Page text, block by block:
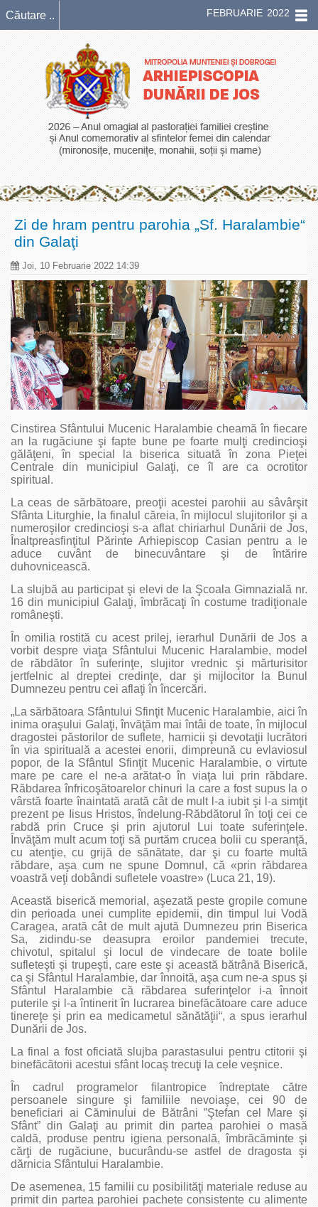
FEBRUARIE 2022
Zi de hram pentru parohia „Sf. Haralambie“
din Galaţi
Joi, 10 Februarie 2022 14:39
Cinstirea Sfântului Mucenic Haralambie cheamă în fiecare
an la rugăciune şi fapte bune pe foarte mulţi credincioşi
gălăţeni, în special la biserica situată în zona Pieţei
Centrale din municipiul Galaţi, ce îl are ca ocrotitor
spiritual.
La ceas de sărbătoare, preoţii acestei parohii au sâvârşit
Sfânta Liturghie, la finalul căreia, în mijlocul slujitorilor şi a
numeroşilor credincioşi s-a aflat chiriarhul Dunării de Jos,
Înaltpreasfinţitul Părinte Arhiepiscop Casian pentru a le
aduce cuvânt de binecuvântare şi de întărire
duhovnicească.
La slujbă au participat şi elevi de la Şcoala Gimnazială nr.
16 din municipiul Galaţi, îmbrăcaţi în costume tradiţionale
româneşti.
În omilia rostită cu acest prilej, ierarhul Dunării de Jos a
vorbit despre viaţa Sfântului Mucenic Haralambie, model
de răbdător în suferinţe, slujitor vrednic şi mărturisitor
jertfelnic al dreptei credinţe, dar şi mijlocitor la Bunul
Dumnezeu pentru cei aflaţi în încercări.
„La sărbătoara Sfântului Sfinţit Mucenic Haralambie, aici în
inima oraşului Galaţi, învăţăm mai întâi de toate, în mijlocul
dragostei păstorilor de suflete, harnicii şi devotaţii lucrători
în via spirituală a acestei enorii, dimpreună cu evlaviosul
popor, de la Sfântul Sfinţit Mucenic Haralambie, o virtute
mare pe care el ne-a arătat-o în viaţa lui prin răbdare.
Răbdarea înfricoşătoarelor chinuri la care a fost supus la o
vârstă foarte înaintată arată cât de mult l-a iubit şi l-a simţit
prezent pe Iisus Hristos, îndelung-Răbdătorul în toţi cei ce
rabdă prin Cruce şi prin ajutorul Lui toate suferinţele.
Învăţăm mult acum toţi să purtăm crucea bolii cu speranţă,
cu atenţie, cu grijă de sănătate, dar şi cu foarte multă
răbdare, aşa cum ne spune Domnul, că «prin răbdarea
voastră veţi dobândi sufletele voastre» (Luca 21, 19).
Această biserică memorial, aşezată peste gropile comune
din perioada unei cumplite epidemii, din timpul lui Vodă
Caragea, arată cât de mult ajută Dumnezeu prin Biserica
Sa, zidindu-se deasupra eroilor pandemiei trecute,
chivotul, spitalul şi locul de vindecare de toate bolile
sufleteşti şi trupeşti, care este şi această bătrână Biserică,
ca şi Sfântul Haralambie, dar înnoită, aşa cum ne-a spus şi
Sfântul Haralambie că răbdarea suferinţelor i-a înnoit
puterile şi l-a întinerit în lucrarea binefăcătoare care aduce
tinereţe şi prin ea medicametul sănătăţii“, a spus ierarhul
Dunării de Jos.
La final a fost oficiată slujba parastasului pentru ctitorii şi
binefăcătorii acestui sfânt locaş trecuţi la cele veşnice.
În cadrul programelor filantropice îndreptate către
persoanele singure şi familiile nevoiaşe, cei 90 de
beneficiari ai Căminului de Bătrâni ”Ştefan cel Mare şi
Sfânt” din Galaţi au primit din partea parohiei o masă
caldă, produse pentru igiena personală, îmbrăcăminte şi
cărţi de rugăciune, bucurându-se astfel de dragosta şi
dărnicia Sfântului Haralambie.
De asemenea, 15 familii cu posibilităţi materiale reduse au
primit din partea parohiei pachete consistente cu alimente